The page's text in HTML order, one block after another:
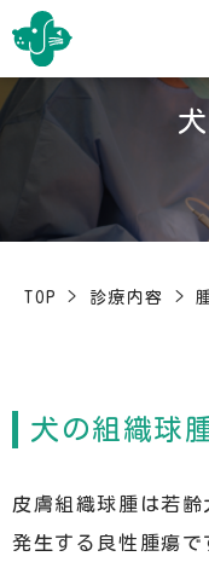
TOP > 診療内容 >
犬の組織球
皮膚組織球腫は若
発生する良性腫瘍